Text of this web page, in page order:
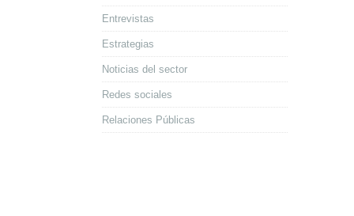
Entrevistas
Estrategias
Noticias del sector
Redes sociales
Relaciones Públicas